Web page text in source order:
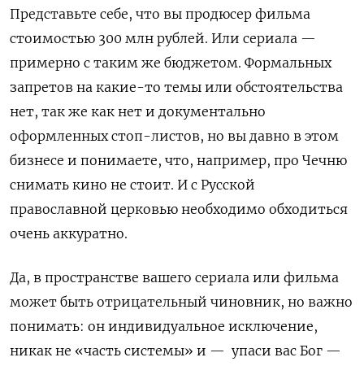
Представьте себе, что вы продюсер фильма
стоимостью 300 млн рублей. Или сериала —
примерно с таким же бюджетом. Формальных
запретов на какие-то темы или обстоятельства
нет, так же как нет и документально
оформленных стоп-листов, но вы давно в этом
бизнесе и понимаете, что, например, про Чечню
снимать кино не стоит. И с Русской
православной церковью необходимо обходиться
очень аккуратно.
Да, в пространстве вашего сериала или фильма
может быть отрицательный чиновник, но важно
понимать: он индивидуальное исключение,
никак не «часть системы» и — упаси вас Бог —